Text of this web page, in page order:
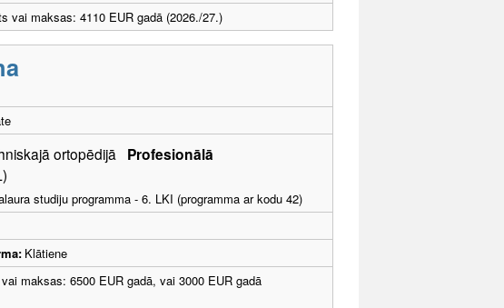
vai maksas: 4110 EUR gadā (2026./27.)
ortopēdijā Profesionālā
studiju programma - 6. LKI (programma ar kodu 42)
Klātiene
maksas: 6500 EUR gadā, vai 3000 EUR gadā